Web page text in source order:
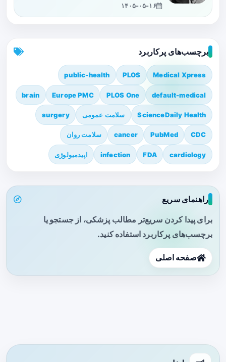
۱۴۰۵-۰۵-۱۶
برچسب‌های پرکاربرد
Medical Xpress
PLOS
public-health
default-medical
PLOS One
Europe PMC
brain
ScienceDaily Health سلامت عمومی surgery
CDC
PubMed
cancer سلامت روان
cardiology
FDA
infection اپیدمیولوژی
راهنمای سریع
برای پیدا کردن سریع‌تر مطالب پزشکی، از جستجو یا
برچسب‌های پرکاربرد استفاده کنید.
صفحه اصلی